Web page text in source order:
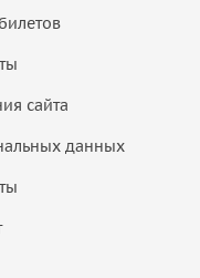
сайта
данных